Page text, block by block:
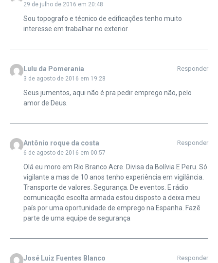
29 de julho de 2016 em 20:48
Sou topografo e técnico de edificações tenho muito
interesse em trabalhar no exterior.
Lulu da Pomerania
3 de agosto de 2016 em 19:28
Responder
Seus jumentos, aqui não é pra pedir emprego não, pelo
amor de Deus.
Antônio roque da costa
6 de agosto de 2016 em 00:57
Responder
Olá eu moro em Rio Branco Acre. Divisa da Bolívia E Peru. Só
vigilante a mas de 10 anos tenho experiência em vigilância.
Transporte de valores. Segurança. De eventos. E rádio
comunicação escolta armada estou disposto a deixa meu
país por uma oportunidade de emprego na Espanha. Fazê
parte de uma equipe de segurança
José Luiz Fuentes Blanco Responder